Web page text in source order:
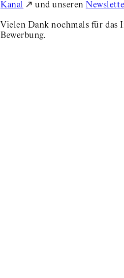
Kanal
und unseren
Vielen Dank nochmals für das
Bewerbung.